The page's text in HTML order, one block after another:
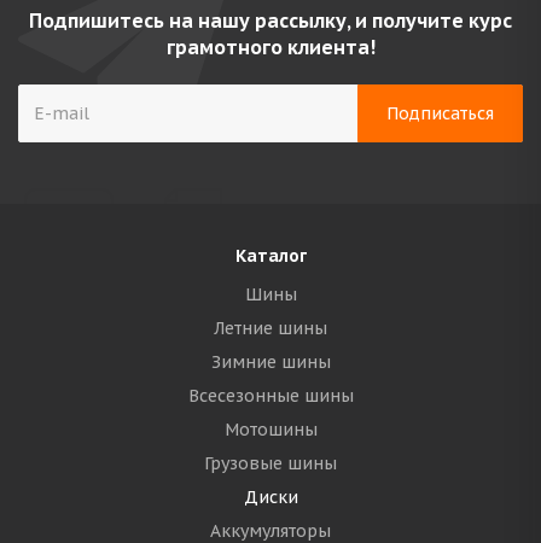
Подпишитесь на нашу рассылку, и получите курс
грамотного клиента!
Каталог
Шины
Летние шины
Зимние шины
Всесезонные шины
Мотошины
Грузовые шины
Диски
Аккумуляторы